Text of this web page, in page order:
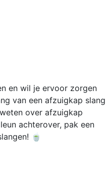
en wil je ervoor zorgen
van een afzuigkap slang
over afzuigkap
achterover, pak een
🍵